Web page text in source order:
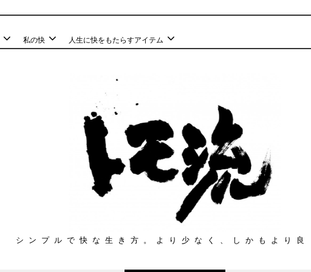
私の快 人生に快をもたらすアイテム
シンプルで快な生き方。より少なく、しかもより良